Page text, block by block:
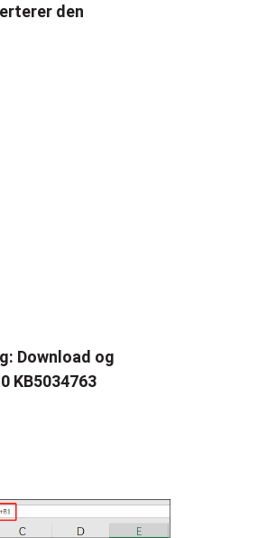
den
Download og
KB5034763